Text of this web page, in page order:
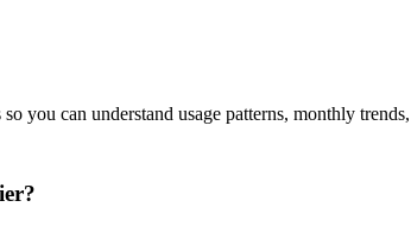
you can understand usage patterns, monthly